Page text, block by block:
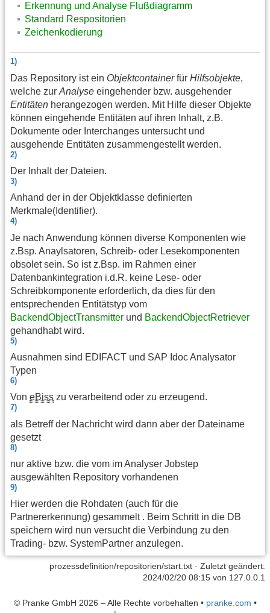
Erkennung und Analyse Flußdiagramm
Standard Respositorien
Zeichenkodierung
1)
Das Repository ist ein Objektcontainerfür Hilfsobjekte,
welche zur Analyse eingehender bzw. ausgehender
Entitäten herangezogen werden. Mit Hilfe dieser Objekte
können eingehende Entitäten auf ihren Inhalt, z.B.
Dokumente oder Interchanges untersucht und
ausgehende Entitäten zusammengestellt werden.
2)
Der Inhalt der Dateien.
3)
Anhand der in der Objektklasse definierten
Merkmale(Identifier).
4)
Je nach Anwendung können diverse Komponenten wie
z.Bsp. Anaylsatoren, Schreib- oder Lesekomponenten
obsolet sein. So ist z.Bsp. im Rahmen einer
Datenbankintegration i.d.R. keine Lese- oder
Schreibkomponente erforderlich, da dies für den
entsprechenden Entitätstyp vom
BackendObjectTransmitter und BackendObjectRetriever
gehandhabt wird.
5)
Ausnahmen sind EDIFACT und SAP Idoc Analysator
Typen
6)
Von eBiss zu verarbeitend oder zu erzeugend.
7)
als Betreff der Nachricht wird dann aber der Dateiname
gesetzt
8)
nur aktive bzw. die vom im Analyser Jobstep
ausgewählten Repository vorhandenen
9)
Hier werden die Rohdaten (auch für die
Partnererkennung) gesammelt . Beim Schritt in die DB
speichern wird nun versucht die Verbindung zu den
Trading- bzw. SystemPartner anzulegen.
prozessdefinition/repositorien/start.txt · Zuletzt geändert:
2024/02/20 08:15 von 127.0.0.1
© Pranke GmbH 2026 – Alle Rechte vorbehalten • pranke.com •